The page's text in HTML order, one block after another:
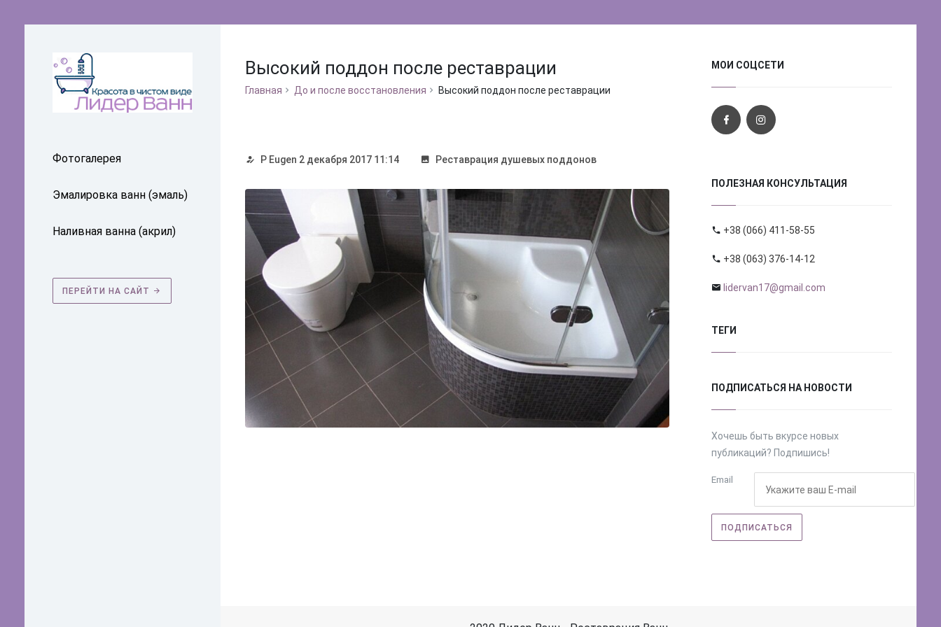
Фотогалерея
Эмалировка ванн (эмаль)
Наливная ванна (акрил)
ПЕРЕЙТИ НА САЙТ
Высокий поддон после реставрации
Главная До и после восстановления Высокий поддон после реставрации
P Eugen 2 декабря 2017 11:14 Реставрация душевых поддонов
МОИ СОЦСЕТИ
ПОЛЕЗНАЯ КОНСУЛЬТАЦИЯ
+38 (066) 411-58-55
+38 (063) 376-14-12
lidervan17@gmail.com
ТЕГИ
ПОДПИСАТЬСЯ НА НОВОСТИ
Хочешь быть вкурсе новых
публикаций? Подпишись!
Email